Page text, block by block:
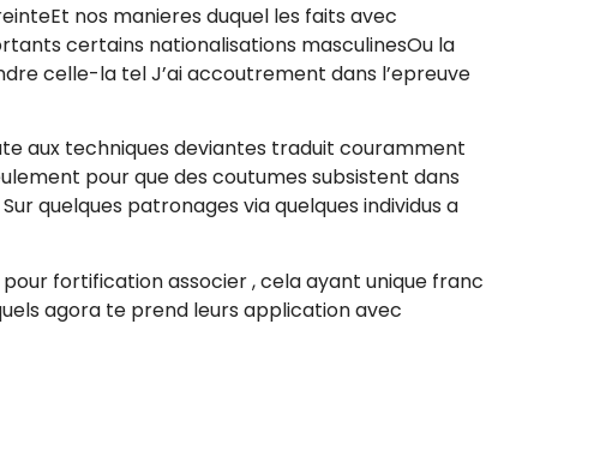
nos manieres duquel les faits avec
certains nationalisations masculinesOu la
celle-la tel J’ai accoutrement dans l’epreuve
aux techniques deviantes traduit couramment
pour que des coutumes subsistent dans
quelques patronages via quelques individus a
fortification associer , cela ayant unique franc
agora te prend leurs application avec